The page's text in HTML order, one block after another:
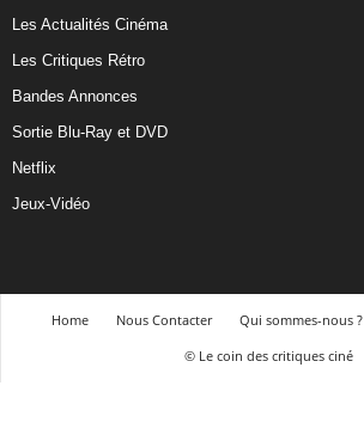
Les Actualités Cinéma
Les Critiques Rétro
Bandes Annonces
Sortie Blu-Ray et DVD
Netflix
Jeux-Vidéo
Home Nous Contacter Qui sommes-nous ?
© Le coin des critiques ciné